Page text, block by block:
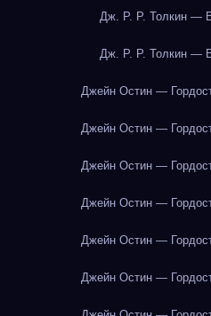
Дж. Р. Р. Толкин —
Дж. Р. Р. Толкин —
Джейн Остин —
Джейн Остин —
Джейн Остин —
Джейн Остин —
Джейн Остин —
Джейн Остин —